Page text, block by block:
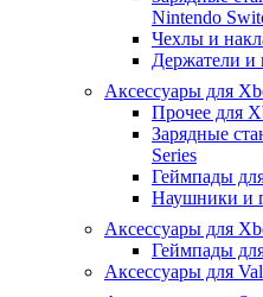
Nintendo
Чехлы и
Держатели и
Аксессуары для
Прочее для
Зарядные
Series
Геймпады
Наушники и
Аксессуары для
Геймпады
Аксессуары для